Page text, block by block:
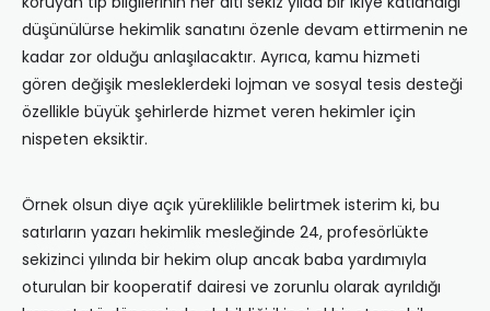
düşünülürse hekimlik sanatını özenle devam ettirmenin ne
kadar zor olduğu anlaşılacaktır. Ayrıca, kamu hizmeti
gören değişik mesleklerdeki lojman ve sosyal tesis desteği
özellikle büyük şehirlerde hizmet veren hekimler için
nispeten eksiktir.
Örnek olsun diye açık yüreklilikle belirtmek isterim ki, bu
satırların yazarı hekimlik mesleğinde 24, profesörlükte
sekizinci yılında bir hekim olup ancak baba yardımıyla
oturulan bir kooperatif dairesi ve zorunlu olarak ayrıldığı